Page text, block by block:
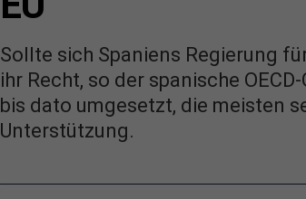
Sollte sich Spaniens Regierung
ihr Recht, so der spanische
bis dato umgesetzt, die meisten
Unterstützung.